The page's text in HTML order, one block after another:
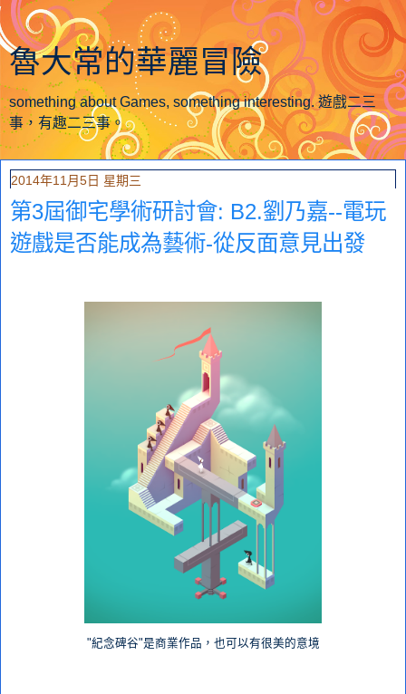
魯大常的華麗冒險
something about Games, something interesting. 遊戲二三
事，有趣二三事。
2014年11月5日 星期三
第3屆御宅學術研討會: B2.劉乃嘉--電玩
遊戲是否能成為藝術-從反面意見出發
"紀念碑谷"是商業作品，也可以有很美的意境